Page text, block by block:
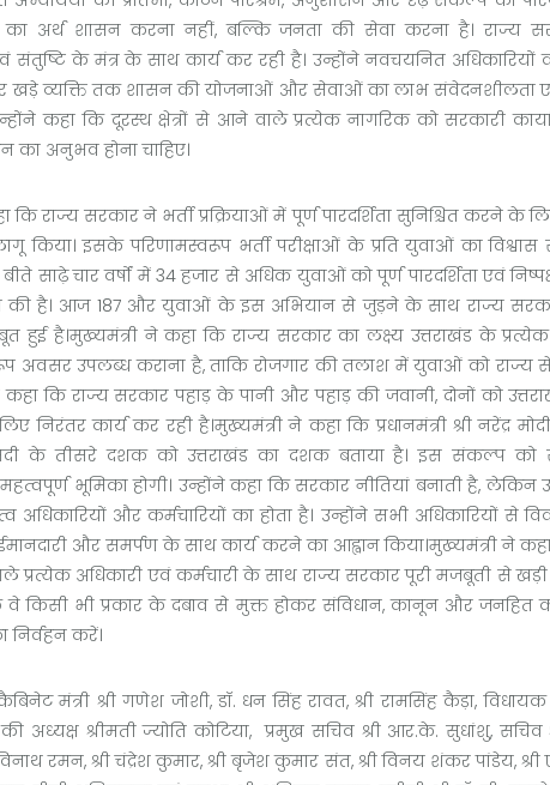
अर्थ शासन करना नहीं, बल्कि जनता की सेवा करना है। राज्य
संतुष्टि के मंत्र के साथ कार्य कर रही है। उन्होंने नवचयनित अधिकारियों
खड़े व्यक्ति तक शासन की योजनाओं और सेवाओं का लाभ संवेदनशीलता एवं
कहा कि दूरस्थ क्षेत्रों से आने वाले प्रत्येक नागरिक को सरकारी
का अनुभव होना चाहिए।
कि राज्य सरकार ने भर्ती प्रक्रियाओं में पूर्ण पारदर्शिता सुनिश्चित करने
किया। इसके परिणामस्वरूप भर्ती परीक्षाओं के प्रति युवाओं का
साढ़े चार वर्षों में 34 हजार से अधिक युवाओं को पूर्ण पारदर्शिता एवं
की है। आज 187 और युवाओं के इस अभियान से जुड़ने के साथ राज्य सरकार
हुई है।मुख्यमंत्री ने कहा कि राज्य सरकार का लक्ष्य उत्तराखंड के
अवसर उपलब्ध कराना है, ताकि रोजगार की तलाश में युवाओं को राज्य
कहा कि राज्य सरकार पहाड़ के पानी और पहाड़ की जवानी, दोनों को
निरंतर कार्य कर रही है।मुख्यमंत्री ने कहा कि प्रधानमंत्री श्री नरेंद्र
के तीसरे दशक को उत्तराखंड का दशक बताया है। इस संकल्प
भूमिका होगी। उन्होंने कहा कि सरकार नीतियां बनाती है, लेकिन
अधिकारियों और कर्मचारियों का होता है। उन्होंने सभी अधिकारियों से
ईमानदारी और समर्पण के साथ कार्य करने का आह्वान किया।मुख्यमंत्री ने
प्रत्येक अधिकारी एवं कर्मचारी के साथ राज्य सरकार पूरी मजबूती से खड़ी
वे किसी भी प्रकार के दबाव से मुक्त होकर संविधान, कानून और जनहित को
निर्वहन करें।
मंत्री श्री गणेश जोशी, डॉ. धन सिंह रावत, श्री रामसिंह कैड़ा,
अध्यक्ष श्रीमती ज्योति कोटिया, प्रमुख सचिव श्री आर.के. सुधांशु, सचिव
रमन, श्री चंद्रेश कुमार, श्री बृजेश कुमार संत, श्री विनय शंकर पांडेय, श्री